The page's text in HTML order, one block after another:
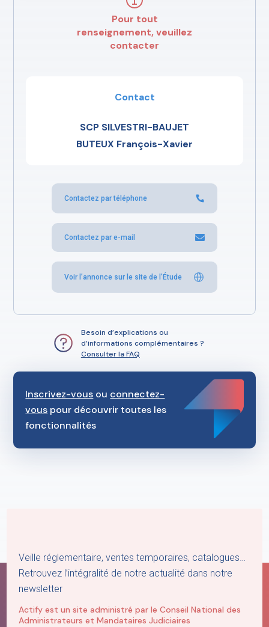
Pour tout
renseignement, veuillez
contacter
Contact
SCP SILVESTRI-BAUJET
BUTEUX François-Xavier
Contactez par téléphone
Contactez par e-mail
Voir l’annonce sur le site de l’Étude
Besoin d’explications ou
d’informations complémentaires ?
Consulter la FAQ
Inscrivez-vous ou connectez-
vous pour découvrir toutes les
fonctionnalités
Veille réglementaire, ventes temporaires, catalogues…
Retrouvez l’intégralité de notre actualité dans notre
newsletter
Actify est un site administré par le Conseil National des
Administrateurs et Mandataires Judiciaires